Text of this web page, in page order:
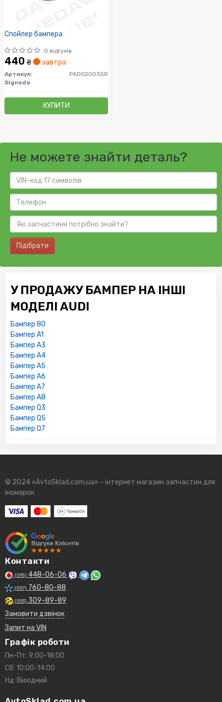
Спойлер бампера
0 відгуків
440 ₴ завтра
Артикул:
PAD02003SR
Signeda
КУПИТИ
Не можете знайти деталь?
Підібрати
У ПРОДАЖУ БАМПЕР НА ІНШІ
МОДЕЛІ AUDI
Бампер 80
Бампер A1
Бампер A3
Бампер A4
Бампер A5
Бампер A6
Бампер A7
Бампер A8
Бампер Q3
Бампер Q5
Бампер Q7
© 2024 «AvtoSklad.com.ua» - інтернет магазин запчастин для
іномарок
Контакти
(095) 448-06-06
(097) 760-80-88
(093) 309-89-89
Замовити дзвінок
Запит на VIN
Графік роботи
Пн-Пт: 9:00-18:00
Сб: 10:00-14:00
Нд: Вихідний